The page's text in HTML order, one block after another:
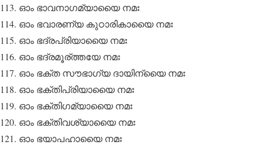
ഓം ഭാവനാഗമ്യായൈ നമഃ
ഓം ഭവാരണ്യ കുഠാരികായൈ നമഃ
ഓം ഭദ്രപ്രിയായൈ നമഃ
ഓം ഭദ്രമൂര്ത്തയേ നമഃ
ഓം ഭക്ത സൗഭാഗ്യ ദായിന്യൈ നമഃ
ഓം ഭക്തിപ്രിയായൈ നമഃ
ഓം ഭക്തിഗമ്യായൈ നമഃ
ഓം ഭക്തിവശ്യായൈ നമഃ
ഓം ഭയാപഹായൈ നമഃ